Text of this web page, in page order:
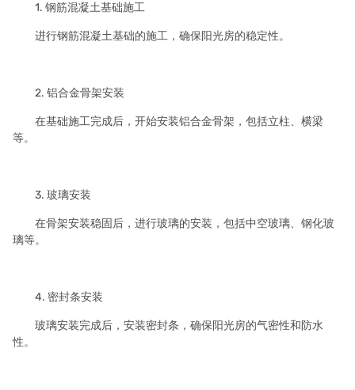
1. 钢筋混凝土基础施工
进行钢筋混凝土基础的施工，确保阳光房的稳定性。
2. 铝合金骨架安装
在基础施工完成后，开始安装铝合金骨架，包括立柱、横梁
等。
3. 玻璃安装
在骨架安装稳固后，进行玻璃的安装，包括中空玻璃、钢化玻
璃等。
4. 密封条安装
玻璃安装完成后，安装密封条，确保阳光房的气密性和防水
性。